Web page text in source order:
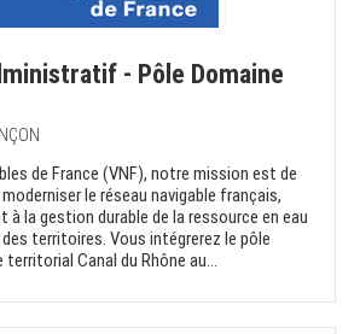
- Pôle Domaine
de France (VNF), notre mission est de
le réseau navigable français,
la gestion durable de la ressource en eau
territoires. Vous intégrerez le pôle
territorial Canal du Rhône au...